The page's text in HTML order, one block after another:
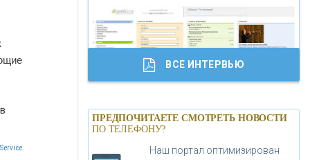
«ТРАСТ»
«ГАЗПРОМБАНК»
«МОСКОВСКИЙ КРЕДИТНЫЙ
БАНК»
Банки.ру обновил логотип впервые за
19 лет - «Лента новостей»
ВСЕ ИНТЕРВЬЮ
ПРЕДПОЧИТАЕТЕ СМОТРЕТЬ НОВОСТИ
ПО ТЕЛЕФОНУ?
Наш портал оптимизирован